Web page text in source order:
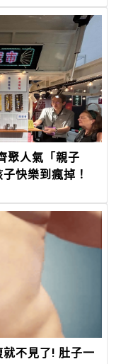
聚人氣「親子
快樂到瘋掉！
不見了! 肚子一